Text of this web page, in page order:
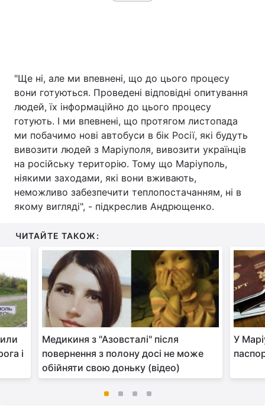
"Ще ні, але ми впевнені, що до цього процесу
вони готуються. Проведені відповідні опитування
людей, їх інформаційно до цього процесу
готують. І ми впевнені, що протягом листопада
ми побачимо нові автобуси в бік Росії, які будуть
вивозити людей з Маріуполя, вивозити українців
на російську територію. Тому що Маріуполь,
ніякими заходами, які вони вживають,
неможливо забезпечити теплопостачанням, ні в
якому вигляді", - підкреслив Андрющенко.
ЧИТАЙТЕ ТАКОЖ:
і
Медикиня з "Азовсталі" після
повернення з полону досі не може
обійняти свою доньку (відео)
У